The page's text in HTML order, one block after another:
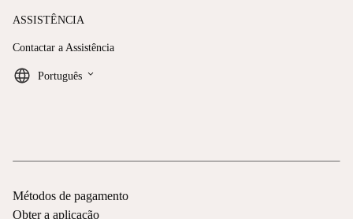
ASSISTÊNCIA
Contactar a Assistência
Português keyboard_arrow_down
Métodos de pagamento
Obter a aplicação